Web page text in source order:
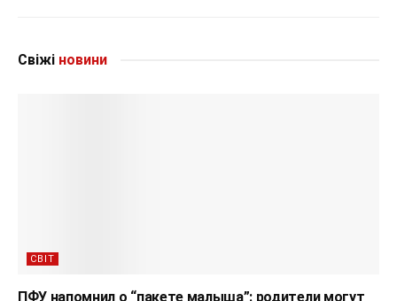
Свіжі новини
СВІТ
ПФУ напомнил о “пакете малыша”: родители могут